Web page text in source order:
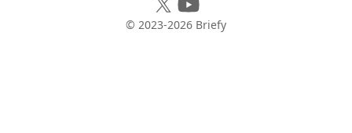
© 2023-2026 Briefy